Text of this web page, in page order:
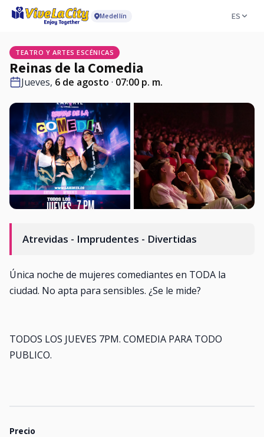
Medellín ES
TEATRO Y ARTES ESCÉNICAS
Reinas de la Comedia
Jueves, 6 de agosto · 07:00 p. m.
Atrevidas - Imprudentes - Divertidas
Única noche de mujeres comediantes en TODA la
ciudad. No apta para sensibles. ¿Se le mide?
TODOS LOS JUEVES 7PM. COMEDIA PARA TODO
PUBLICO.
Precio